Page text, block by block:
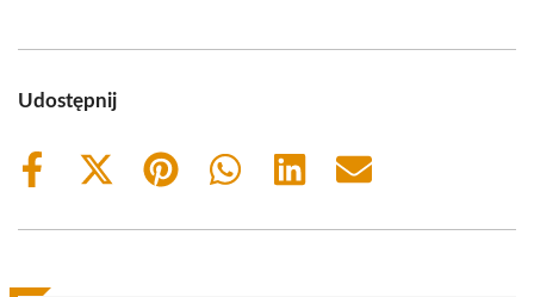
Udostępnij
Share
Share
(Twitter)
Share
Share
Share
Share